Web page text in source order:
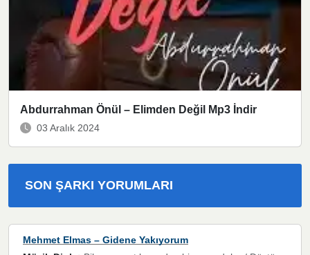
Abdurrahman Önül – Elimden Değil Mp3 İndir
03 Aralık 2024
SON ŞARKI YORUMLARI
Mehmet Elmas – Gidene Yakıyorum